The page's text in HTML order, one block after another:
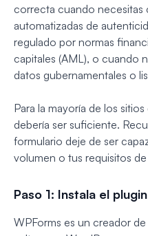
correcta cuando necesitas
automatizadas de
regulado por normas
capitales (AML), o cuando
datos gubernamentales o
Para la mayoría de los
debería ser suficiente.
formulario deje de ser
volumen o tus requisitos
Paso 1: Instala el
WPForms es un creador